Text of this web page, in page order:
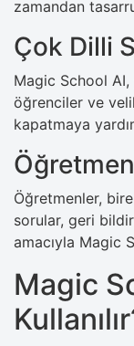
zamandan
Çok Dilli
Magic School
öğrenciler ve
kapatmaya
Öğretmenler,
sorular, geri
amacıyla Magic
Magic